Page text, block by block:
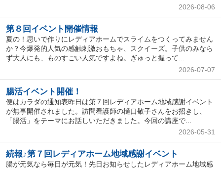
2026-08-06
第８回イベント開催情報
夏の！思いで作りにレディアホームでスライムをつくってみません
か？今爆発的人気の感触刺激おもちゃ、スクイーズ。子供のみなら
ず大人にも、ものすごい人気ですよね。ぎゅっと握って...
2026-07-07
腸活イベント開催！
便はカラダの通知表昨日は第７回レディアホーム地域感謝イベント
が無事開催されました。訪問看護師の樋口敬子さんをお招きし、
「腸活」をテーマにお話しいただきました。今回の講座で...
2026-05-31
続報♪第７回レディアホーム地域感謝イベント
腸が元気なら毎日が元気！先日お知らせしたレディアホーム地域感